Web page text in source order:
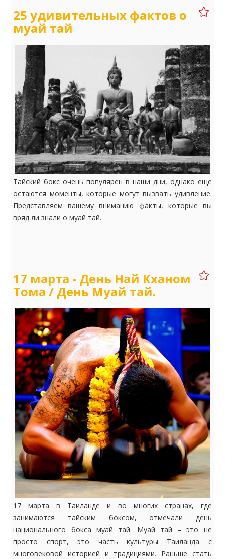
25 удивительных фактов о
муай тай
Тайский бокс очень популярен в наши дни, однако еще
остаются моменты, которые могут вызвать удивление.
Представляем вашему вниманию факты, которые вы
вряд ли знали о муай тай.
17 марта - День Най Кханом
Тома / День Муай тай.
17 марта в Таиланде и во многих странах, где
занимаются тайским боксом, отмечали день
национального бокса муай тай. Муай тай – это не
просто спорт, это часть культуры Таиланда с
многовековой историей и традициями. Раньше стать